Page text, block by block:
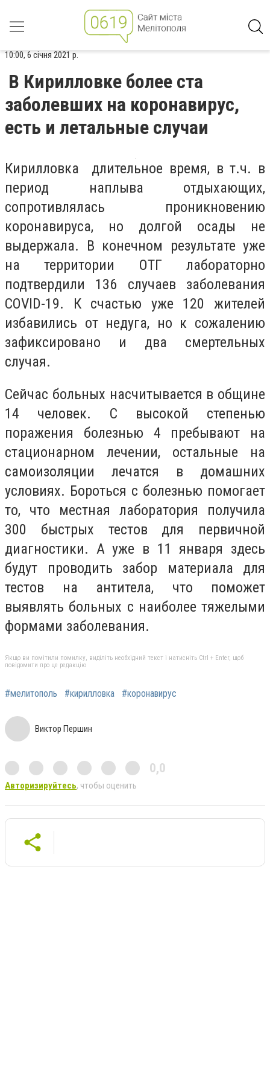
10:00, 6 січня 2021 р.
В Кирилловке более ста
заболевших на коронавирус,
есть и летальные случаи
Кирилловка длительное время, в т.ч. в
период наплыва отдыхающих,
сопротивлялась проникновению
коронавируса, но долгой осады не
выдержала. В конечном результате уже
на территории ОТГ лабораторно
подтвердили 136 случаев заболевания
COVID-19. К счастью уже 120 жителей
избавились от недуга, но к сожалению
зафиксировано и два смертельных
случая.
Сейчас больных насчитывается в общине
14 человек. С высокой степенью
поражения болезнью 4 пребывают на
стационарном лечении, остальные на
самоизоляции лечатся в домашних
условиях. Бороться с болезнью помогает
то, что местная лаборатория получила
300 быстрых тестов для первичной
диагностики. А уже в 11 января здесь
будут проводить забор материала для
тестов на антитела, что поможет
выявлять больных с наиболее тяжелыми
формами заболевания.
Якщо ви помітили помилку, виділіть необхідний текст і натисніть Ctrl + Enter, щоб
повідомити про це редакцію
#мелитополь #кирилловка #коронавирус
Виктор Першин
0,0
Авторизируйтесь, чтобы оценить